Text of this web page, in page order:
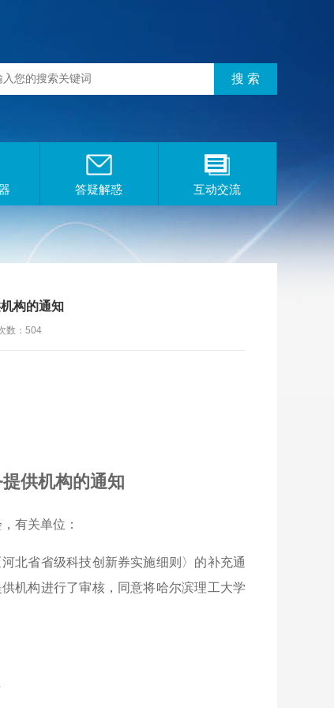
答疑解惑 互动交流
构的通知
数：504
供机构的通知
有关单位：
北省省级科技创新券实施细则〉的补充通
机构进行了审核，同意将哈尔滨理工大学